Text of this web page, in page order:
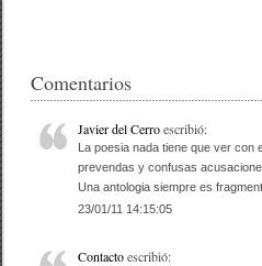
e
b
o
o
k
er
ar
tir
Comentarios
Javier del Cerroescribió:
La poesia nada tiene que ver con
prevendas y confusas
Una antologia siempre es
23/01/11 14:15:05
Contactoescribió: